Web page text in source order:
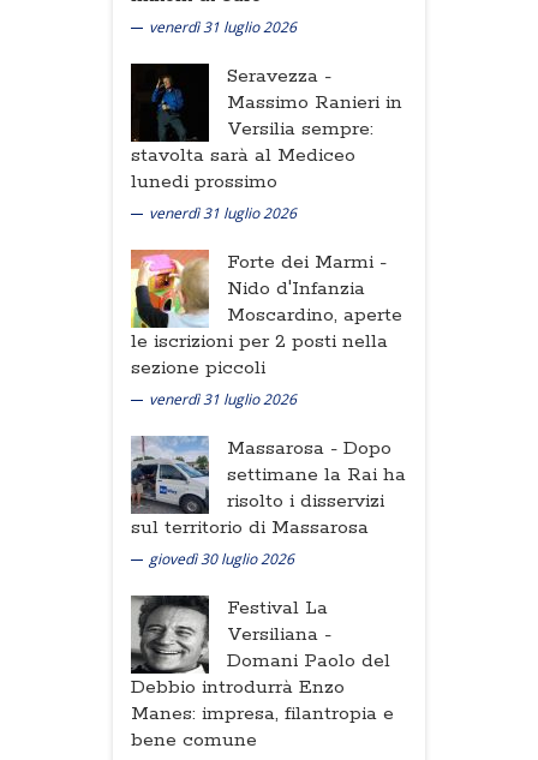
venerdì 31 luglio 2026
Seravezza -
Massimo Ranieri in
Versilia sempre:
stavolta sarà al Mediceo
lunedi prossimo
venerdì 31 luglio 2026
Forte dei Marmi -
Nido d'Infanzia
Moscardino, aperte
le iscrizioni per 2 posti nella
sezione piccoli
venerdì 31 luglio 2026
Massarosa - Dopo
settimane la Rai ha
risolto i disservizi
sul territorio di Massarosa
giovedì 30 luglio 2026
Festival La
Versiliana -
Domani Paolo del
Debbio introdurrà Enzo
Manes: impresa, filantropia e
bene comune